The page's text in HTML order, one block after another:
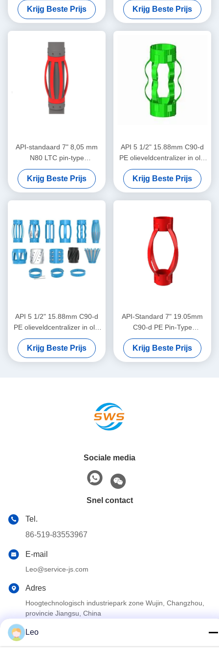
Beperken van de
Verplaatsing van Casing
Centralizers in Olie & Gas
Operaties
Krijg Beste Prijs
beperken van de behuizing
centralizator verplaatsing in
olie & gas operaties
Krijg Beste Prijs
API-standaard 7" 8,05 mm
N80 LTC pin-type
centralisator voor het
beperken van de
verplaatsing van de casing-
centralisator in olie- en
Krijg Beste Prijs
API 5 1/2" 15.88mm C90-d
PE olieveldcentralizer in olie
en gas
Krijg Beste Prijs
API 5 1/2" 15.88mm C90-d
PE olieveldcentralizer in olie
en gas
Krijg Beste Prijs
API-Standard 7" 19.05mm
C90-d PE Pin-Type
Centralizer voor het
Beperken van Casing
Centralizer Verplaatsing in
Krijg Beste Prijs
Sociale media
Snel contact
Tel.
86-519-83553967
E-mail
Leo@service-js.com
Adres
Hoogtechnologisch industriepark zone Wujin, Changzhou,
provincie Jiangsu, China
Privacybeleid|Sitemap
Leo